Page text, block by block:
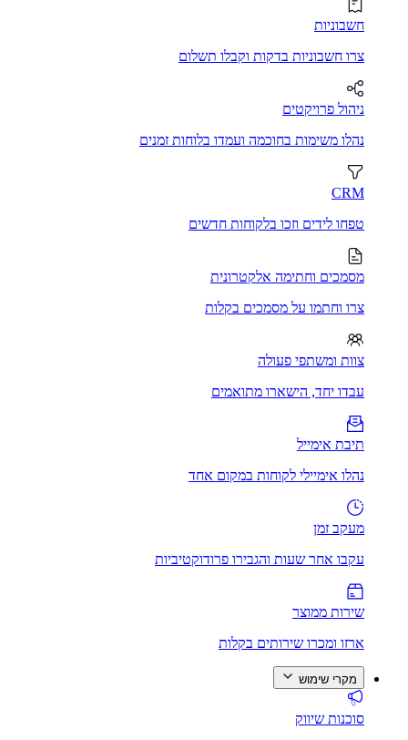
חשבוניות
צרו חשבוניות בדקות וקבלו תשלום
ניהול פרויקטים
נהלו משימות בחוכמה ועמדו בלוחות זמנים
CRM
טפחו לידים וזכו בלקוחות חדשים
מסמכים וחתימה אלקטרונית
צרו וחתמו על מסמכים בקלות
צוות ומשתפי פעולה
עבדו יחד, הישארו מתואמים
תיבת אימייל
נהלו אימיילי לקוחות במקום אחד
מעקב זמן
עקבו אחר שעות והגבירו פרודוקטיביות
שירות ממוצר
ארזו ומכרו שירותים בקלות
מקרי שימוש
סוכנות שיווק